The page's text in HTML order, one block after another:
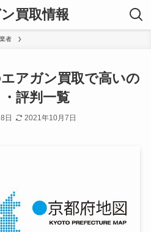
買取情報
者
アガン買取で高いの
評判一覧
日 2021年10月7日